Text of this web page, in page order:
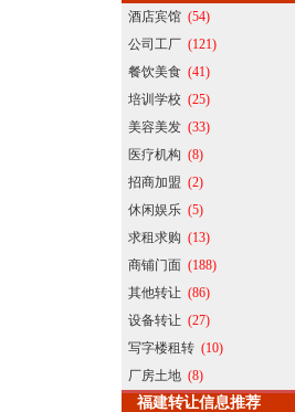
酒店宾馆 (54)
公司工厂 (121)
餐饮美食 (41)
培训学校 (25)
美容美发 (33)
医疗机构 (8)
招商加盟 (2)
休闲娱乐 (5)
求租求购 (13)
商铺门面 (188)
其他转让 (86)
设备转让 (27)
写字楼租转 (10)
厂房土地 (8)
福建转让信息推荐